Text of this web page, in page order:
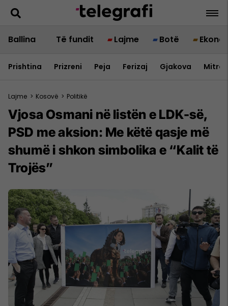
Ballina Të fundit Lajme Botë
Prishtina Prizreni Peja Ferizaj Gjakova
Lajme > Kosovë > Politikë
Vjosa Osmani në listën e LDK-së,
PSD me aksion: Me këtë qasje më
shumë i shkon simbolika e “Kalit të
Trojës”